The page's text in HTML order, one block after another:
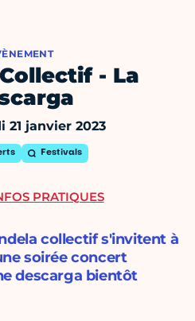
- La
21 janvier 2023
Festivals
collectif s'invitent à
soirée concert
descarga bientôt
PRATIQUES